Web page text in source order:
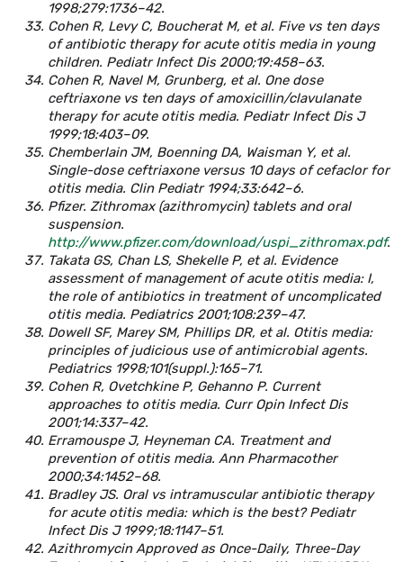
1998;279:1736–42.
Cohen R, Levy C, Boucherat M, et al. Five vs ten days
of antibiotic therapy for acute otitis media in young
children. Pediatr Infect Dis 2000;19:458–63.
Cohen R, Navel M, Grunberg, et al. One dose
ceftriaxone vs ten days of amoxicillin/clavulanate
therapy for acute otitis media. Pediatr Infect Dis J
1999;18:403–09.
Chemberlain JM, Boenning DA, Waisman Y, et al.
Single-dose ceftriaxone versus 10 days of cefaclor for
otitis media. Clin Pediatr 1994;33:642–6.
Pfizer. Zithromax (azithromycin) tablets and oral
suspension.
http://www.pfizer.com/download/uspi_zithromax.pdf.
Takata GS, Chan LS, Shekelle P, et al. Evidence
assessment of management of acute otitis media: I,
the role of antibiotics in treatment of uncomplicated
otitis media. Pediatrics 2001;108:239–47.
Dowell SF, Marey SM, Phillips DR, et al. Otitis media:
principles of judicious use of antimicrobial agents.
Pediatrics 1998;101(suppl.):165–71.
Cohen R, Ovetchkine P, Gehanno P. Current
approaches to otitis media. Curr Opin Infect Dis
2001;14:337–42.
Erramouspe J, Heyneman CA. Treatment and
prevention of otitis media. Ann Pharmacother
2000;34:1452–68.
Bradley JS. Oral vs intramuscular antibiotic therapy
for acute otitis media: which is the best? Pediatr
Infect Dis J 1999;18:1147–51.
Azithromycin Approved as Once-Daily, Three-Day